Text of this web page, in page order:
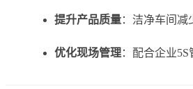
提升产品质量：洁净车间减
优化现场管理：配合企业